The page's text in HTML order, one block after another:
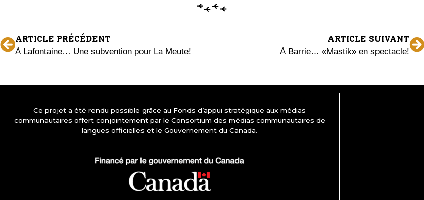
ARTICLE PRÉCÉDENT
À Lafontaine… Une subvention pour La Meute!
ARTICLE SUIVANT
À Barrie… «Mastik» en spectacle!
Ce projet a été rendu possible grâce au Fonds d’appui stratégique aux médias
communautaires offert conjointement par le Consortium des médias communautaires de
langues officielles et le Gouvernement du Canada.